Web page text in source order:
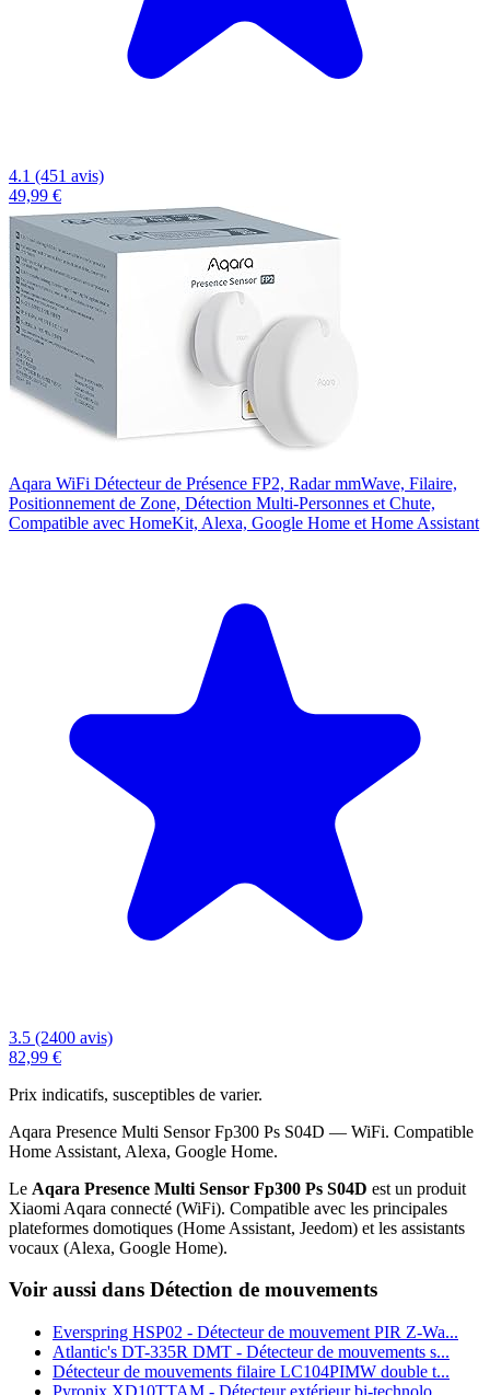
4.1 (451 avis)
49,99 €
Aqara WiFi Détecteur de Présence FP2, Radar mmWave, Filaire,
Positionnement de Zone, Détection Multi-Personnes et Chute,
Compatible avec HomeKit, Alexa, Google Home et Home Assistant
3.5 (2400 avis)
82,99 €
Prix indicatifs, susceptibles de varier.
Aqara Presence Multi Sensor Fp300 Ps S04D — WiFi. Compatible
Home Assistant, Alexa, Google Home.
Le Aqara Presence Multi Sensor Fp300 Ps S04D est un produit
Xiaomi Aqara connecté (WiFi). Compatible avec les principales
plateformes domotiques (Home Assistant, Jeedom) et les assistants
vocaux (Alexa, Google Home).
Voir aussi dans Détection de mouvements
Everspring HSP02 - Détecteur de mouvement PIR Z-Wa...
Atlantic's DT-335R DMT - Détecteur de mouvements s...
Détecteur de mouvements filaire LC104PIMW double t...
Pyronix XD10TTAM - Détecteur extérieur bi-technolo...